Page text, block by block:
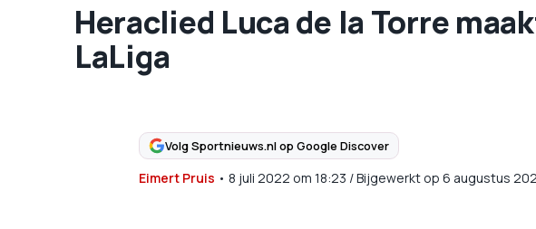
Heraclied Luca de la Torre
LaLiga
Volg Sportnieuws.nl op Google Discover
Eimert Pruis • 8 juli 2022 om 18:23 /Bijgewerkt op 6 augustus